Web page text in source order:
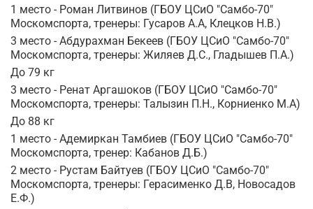
1 место - Роман Литвинов (ГБОУ ЦСиО "Самбо-70"
Москомспорта, тренеры: Гусаров А.А, Клецков Н.В.)
3 место - Абдурахман Бекеев (ГБОУ ЦСиО "Самбо-70"
Москомспорта, тренеры: Жиляев Д.С., Гладышев П.А.)
До 79 кг
3 место - Ренат Аргашоков (ГБОУ ЦСиО "Самбо-70"
Москомспорта, тренеры: Талызин П.Н., Корниенко М.А)
До 88 кг
1 место - Адемиркан Тамбиев (ГБОУ ЦСиО "Самбо-70"
Москомспорта, тренер: Кабанов Д.Б.)
2 место - Рустам Байтуев (ГБОУ ЦСиО "Самбо-70"
Москомспорта, тренеры: Герасименко Д.В, Новосадов
Е.Ф.)